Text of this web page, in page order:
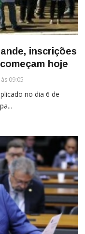
inscrições
hoje
09:05
no dia 6 de